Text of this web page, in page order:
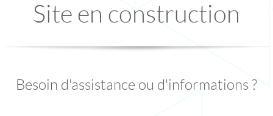
Site en construction
Besoin d'assistance ou d'informations ?